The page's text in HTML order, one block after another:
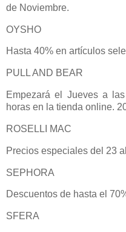
de Noviembre.
OYSHO
Hasta 40% en artículos
PULL AND BEAR
Empezará el Jueves a
horas en la tienda online.
ROSELLI MAC
Precios especiales del 23
SEPHORA
Descuentos de hasta el
SFERA